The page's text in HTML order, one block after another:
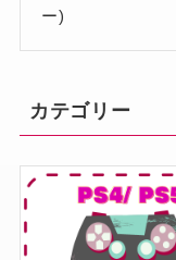
ー)
カテゴリー